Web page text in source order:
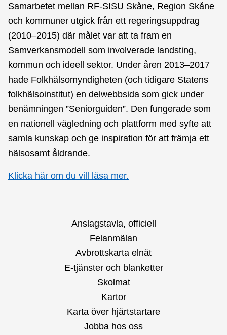
Samarbetet mellan RF-SISU Skåne, Region Skåne
och kommuner utgick från ett regeringsuppdrag
(2010–2015) där målet var att ta fram en
Samverkansmodell som involverade landsting,
kommun och ideell sektor. Under åren 2013–2017
hade Folkhälsomyndigheten (och tidigare Statens
folkhälsoinstitut) en delwebbsida som gick under
benämningen ”Seniorguiden”. Den fungerade som
en nationell vägledning och plattform med syfte att
samla kunskap och ge inspiration för att främja ett
hälsosamt åldrande.
Klicka här om du vill läsa mer.
Anslagstavla, officiell
Felanmälan
Avbrottskarta elnät
E-tjänster och blanketter
Skolmat
Kartor
Karta över hjärtstartare
Jobba hos oss